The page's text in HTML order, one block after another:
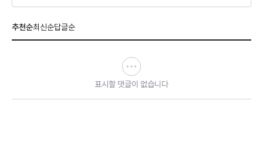
추천순최신순답글순
표시할 댓글이 없습니다